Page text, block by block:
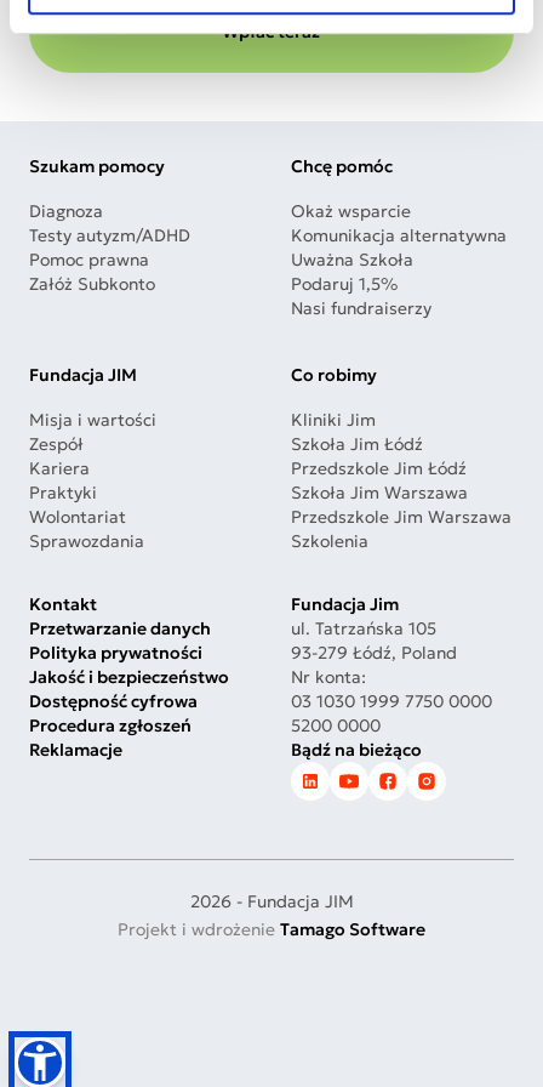
Wpłać teraz
Szukam pomocy
Diagnoza
Testy autyzm/ADHD
Pomoc prawna
Załóż Subkonto
Chcę pomóc
Okaż wsparcie
Komunikacja alternatywna
Uważna Szkoła
Podaruj 1,5%
Nasi fundraiserzy
Fundacja JIM
Misja i wartości
Zespół
Kariera
Praktyki
Wolontariat
Sprawozdania
Co robimy
Kliniki Jim
Szkoła Jim Łódź
Przedszkole Jim Łódź
Szkoła Jim Warszawa
Przedszkole Jim Warszawa
Szkolenia
Kontakt
Przetwarzanie danych
Polityka prywatności
Jakość i bezpieczeństwo
Dostępność cyfrowa
Procedura zgłoszeń
Reklamacje
Fundacja Jim
ul. Tatrzańska 105
93-279 Łódź, Poland
Nr konta:
03 1030 1999 7750 0000
5200 0000
Bądź na bieżąco
2026 - Fundacja JIM
Projekt i wdrożenie Tamago Software